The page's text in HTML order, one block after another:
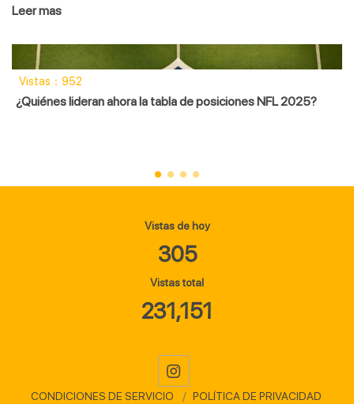
Leer mas
Vistas：952
¿Quiénes lideran ahora la tabla de posiciones NFL 2025?
Vistas de hoy
305
Vistas total
231,151
CONDICIONES DE SERVICIO POLÍTICA DE PRIVACIDAD